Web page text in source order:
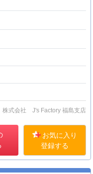
株式会社 J's Factory 福島支店
お気に入り
登録する